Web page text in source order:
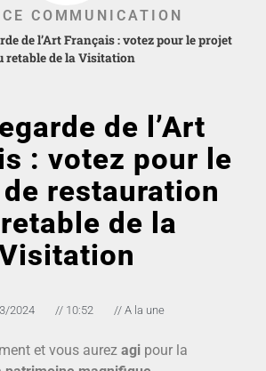
COMMUNICATION
de l’Art Français : votez pour le projet
retable de la Visitation
de l’Art
: votez pour le
restauration
de la
2024 // 10:52 // A la une
et vous aurez agi pour la